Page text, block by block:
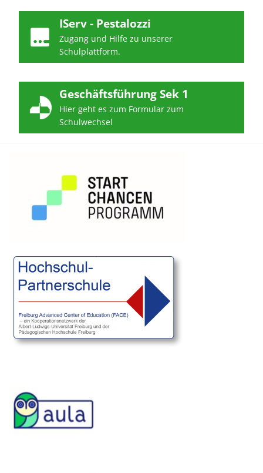
IServ - Pestalozzi
Zugang und Hilfe zu unserer
Schulplattform.
Geschäftsführung Sek 1
Hier geht es zum Formular zum
Schulwechsel